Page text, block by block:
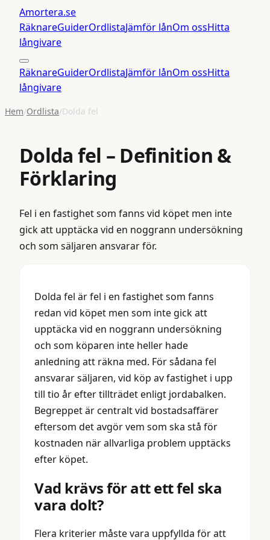
Amortera.se
RäknareGuiderOrdlistaJämför lånOm ossHitta
långivare
RäknareGuiderOrdlistaJämför lånOm ossHitta
långivare
Hem/Ordlista/Dolda fel
Dolda fel – Definition &
Förklaring
Fel i en fastighet som fanns vid köpet men inte
gick att upptäcka vid en noggrann undersökning
och som säljaren ansvarar för.
Dolda fel är fel i en fastighet som fanns
redan vid köpet men som inte gick att
upptäcka vid en noggrann undersökning
och som köparen inte heller hade
anledning att räkna med. För sådana fel
ansvarar säljaren, vid köp av fastighet i upp
till tio år efter tillträdet enligt jordabalken.
Begreppet är centralt vid bostadsaffärer
eftersom det avgör vem som ska stå för
kostnaden när allvarliga problem upptäcks
efter köpet.
Vad krävs för att ett fel ska
vara dolt?
Flera kriterier måste vara uppfyllda för att